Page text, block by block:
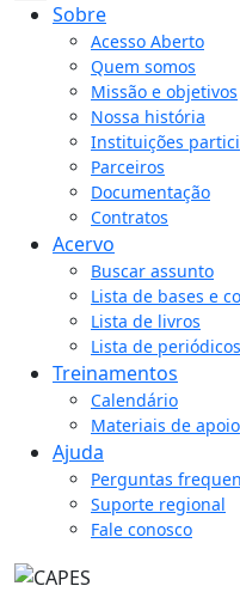
Sobre
Acesso Aberto
Quem somos
Missão e objetivos
Nossa história
Instituições
Parceiros
Documentação
Contratos
Acervo
Buscar assunto
Lista de bases e
Lista de livros
Lista de periódicos
Treinamentos
Calendário
Materiais de apoio
Ajuda
Perguntas
Suporte regional
Fale conosco